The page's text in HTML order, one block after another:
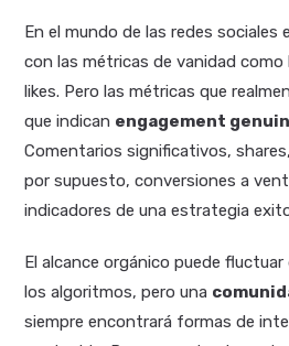
En el mundo de las redes sociales
con las métricas de vanidad como
likes. Pero las métricas que
que indican engagement
Comentarios significativos,
por supuesto, conversiones a
indicadores de una estrategia
El alcance orgánico puede
los algoritmos, pero una
siempre encontrará formas de